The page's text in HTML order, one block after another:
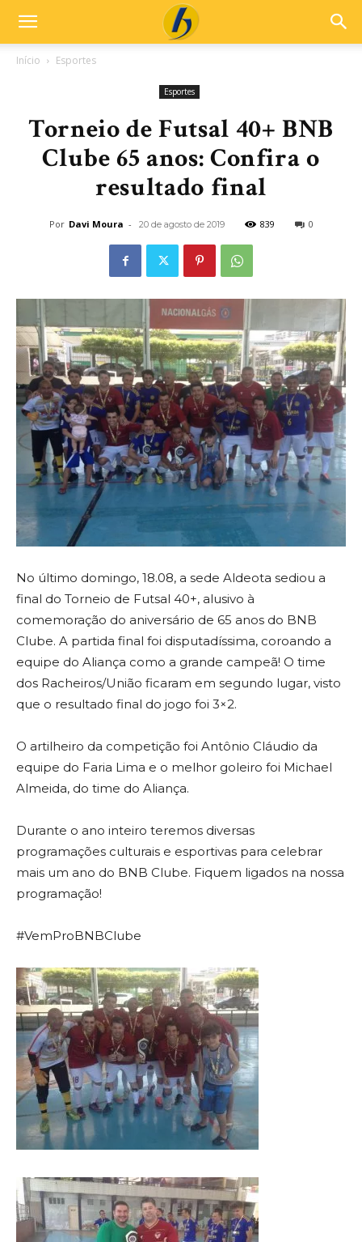
Início Esportes
Esportes
Torneio de Futsal 40+ BNB
Clube 65 anos: Confira o
resultado final
Por Davi Moura - 20 de agosto de 2019 839 0
No último domingo, 18.08, a sede Aldeota sediou a
final do Torneio de Futsal 40+, alusivo à
comemoração do aniversário de 65 anos do BNB
Clube. A partida final foi disputadíssima, coroando a
equipe do Aliança como a grande campeã! O time
dos Racheiros/União ficaram em segundo lugar, visto
que o resultado final do jogo foi 3×2.
O artilheiro da competição foi Antônio Cláudio da
equipe do Faria Lima e o melhor goleiro foi Michael
Almeida, do time do Aliança.
Durante o ano inteiro teremos diversas
programações culturais e esportivas para celebrar
mais um ano do BNB Clube. Fiquem ligados na nossa
programação!
#VemProBNBClube